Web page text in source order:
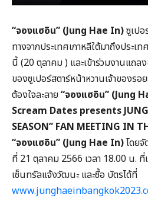
“จองแฮอิน” (Jung Hae In)ซูเป
ทางจากประเทศเกาหลีใต้มาถึงประเ
นี้ (20 ตุลาคม ) และเข้าร่วมงานแถ
ของซูเปอร์สตาร์หน้าหวานเจ้าของร
ต้องใจละลาย“จองแฮอิน” (Jung
Scream Dates presents
SEASON” FAN MEETING IN
“จองแฮอิน” (Jung Hae In)โดย
ที่ 21 ตุลาคม 2566 เวลา 18.00 น.
เซ็นทรัลแจ้งวัฒนะ และซื้อ บัตรได้ที่